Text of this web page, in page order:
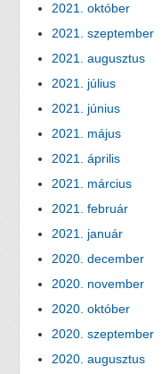
2021. október
2021. szeptember
2021. augusztus
2021. július
2021. június
2021. május
2021. április
2021. március
2021. február
2021. január
2020. december
2020. november
2020. október
2020. szeptember
2020. augusztus